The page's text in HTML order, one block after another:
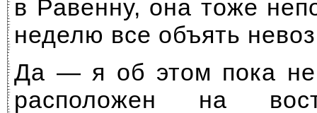
в Равенну, она тоже
неделю все объять
Да — я об этом пока не
расположен на